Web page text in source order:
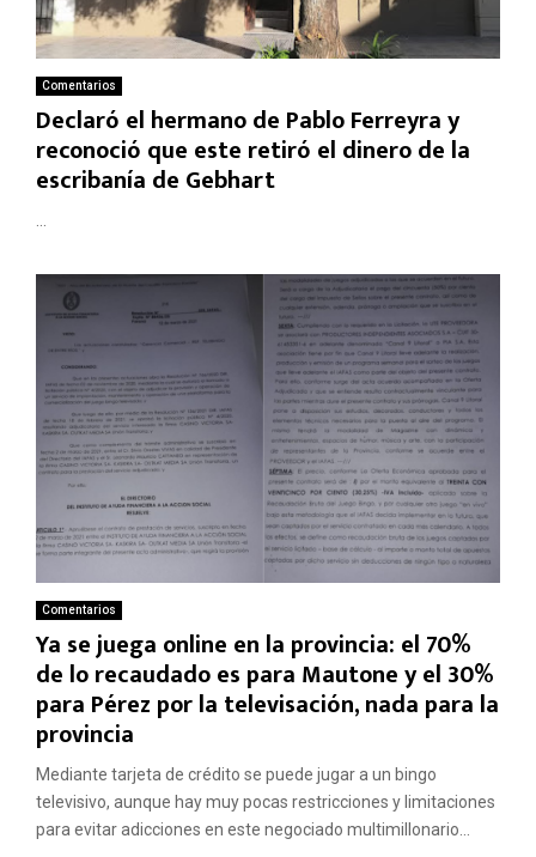
Comentarios
Declaró el hermano de Pablo Ferreyra y
reconoció que este retiró el dinero de la
escribanía de Gebhart
Comentarios
Ya se juega online en la provincia: el 70%
de lo recaudado es para Mautone y el 30%
para Pérez por la televisación, nada para la
provincia
Mediante tarjeta de crédito se puede jugar a un bingo
televisivo, aunque hay muy pocas restricciones y limitaciones
para evitar adicciones en este negociado multimillonario...